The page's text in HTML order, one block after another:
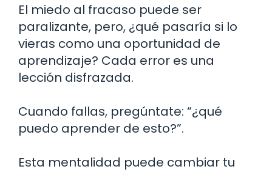
El miedo al fracaso puede ser
paralizante, pero, ¿qué pasaría si lo
vieras como una oportunidad de
aprendizaje? Cada error es una
lección disfrazada.
Cuando fallas, pregúntate: “¿qué
puedo aprender de esto?”.
Esta mentalidad puede cambiar tu